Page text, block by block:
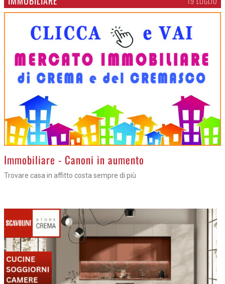
>Immobiliare - Canoni in aumento
Trovare casa in affitto costa sempre di più